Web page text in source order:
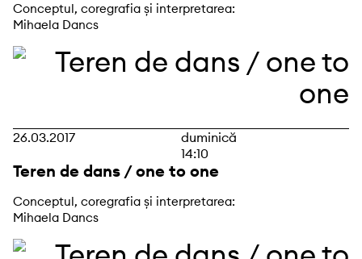
Conceptul, coregrafia și interpretarea:
Mihaela Dancs
26.03.2017
duminică
14:10
Teren de dans / one to one
Conceptul, coregrafia și interpretarea:
Mihaela Dancs